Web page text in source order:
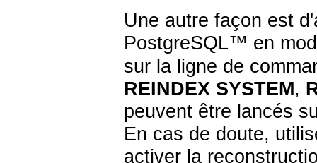
Une autre façon est
PostgreSQL™ en
sur la ligne de
REINDEX SYSTEM,
peuvent être lancés
En cas de doute,
activer la